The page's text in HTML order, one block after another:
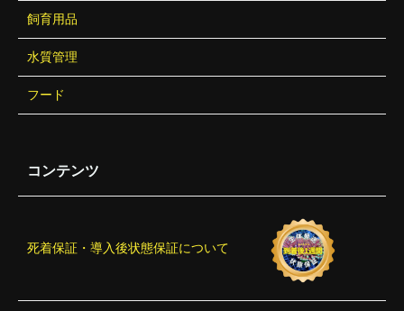
飼育用品
水質管理
フード
コンテンツ
死着保証・導入後状態保証について